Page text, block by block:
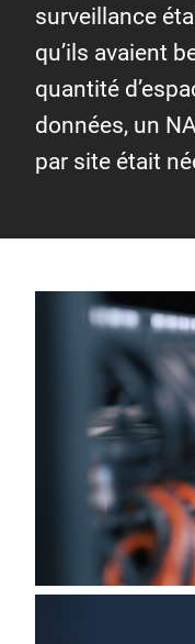
surveillance
qu’ils avaient
quantité
données, un
par site était